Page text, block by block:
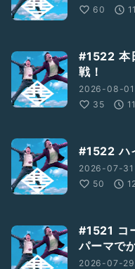
60
#1522 本
戦！
2026-08-01
35
#1522 ハ
2026-07-31
50
#1521 コ
パーマで
2026-07-29